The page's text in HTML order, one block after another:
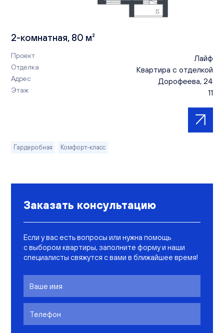
2-комнатная, 80 м²
Проект Лайф
Отделка Квартира с отделкой
Адрес Дорофеева, 24
Этаж 11
Гардеробная Комфорт-класс
Заказать консультацию
Если у вас есть вопросы или нужна помощь
с выбором квартиры, заполните форму и наши
специалисты свяжутся с вами в ближайшее время!